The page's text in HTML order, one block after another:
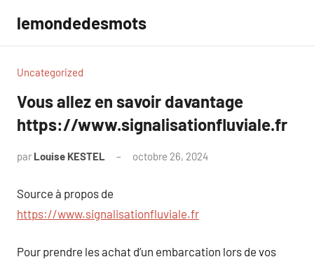
contenu
lemondedesmots
Uncategorized
Vous allez en savoir davantage
https://www.signalisationfluviale.fr
par Louise KESTEL octobre 26, 2024
Source à propos de
https://www.signalisationfluviale.fr
Pour prendre les achat d’un embarcation lors de vos